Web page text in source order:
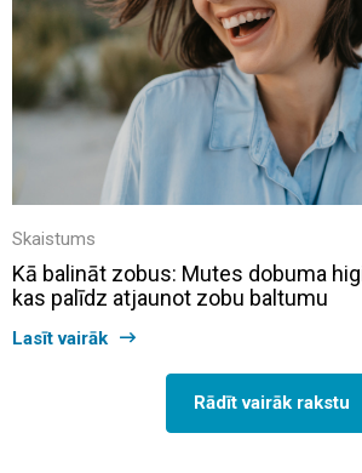
Skaistums
Kā balināt zobus: Mutes dobuma
kas palīdz atjaunot zobu baltumu
Lasīt vairāk
Rādīt vairāk rakstu